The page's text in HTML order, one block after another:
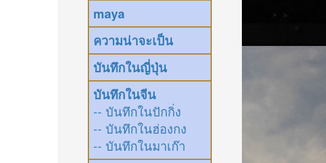
maya
ความน่าจะเป็น
บันทึกในญี่ปุ่น
บันทึกในจีน
-- บันทึกในปักกิ่ง
-- บันทึกในฮ่องกง
-- บันทึกในมาเก๊า